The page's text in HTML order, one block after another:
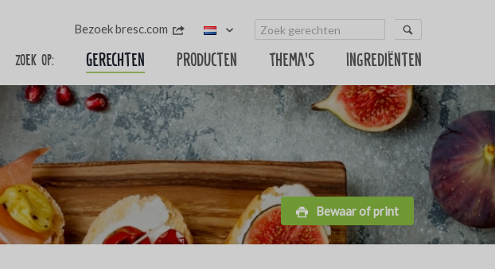
Bezoek bresc.com
Zoek op: Gerechten Producten Thema's Ingrediënten
Bewaar of print